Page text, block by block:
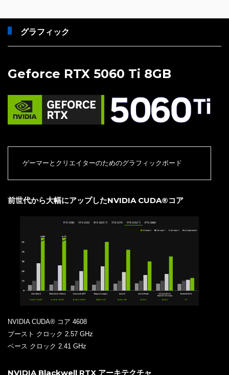
グラフィック
Geforce RTX 5060 Ti 8GB
ゲーマーとクリエイターのためのグラフィックボード
前世代から大幅にアップしたNVIDIA CUDA®コア
NVIDIA CUDA® コア 4608
ブースト クロック 2.57 GHz
ベース クロック 2.41 GHz
NVIDIA Blackwell RTX アーキテクチャ